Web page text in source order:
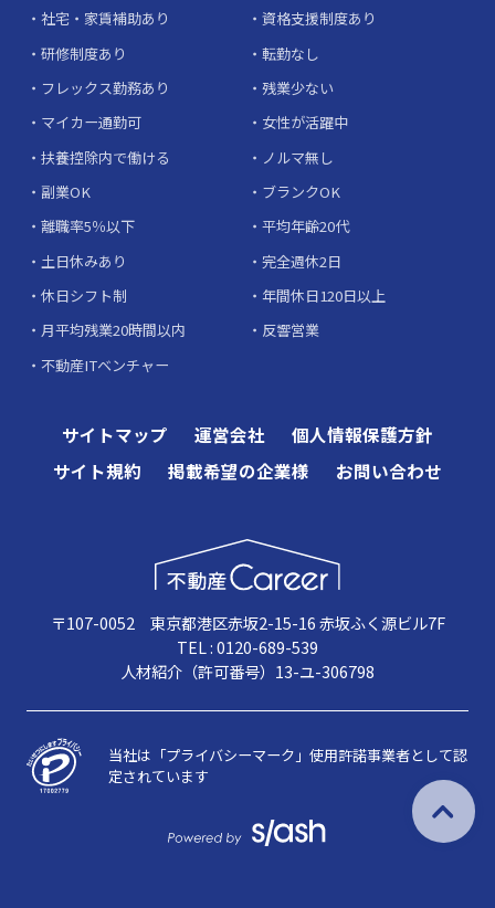
社宅・家賃補助あり
資格支援制度あり
研修制度あり
転勤なし
フレックス勤務あり
残業少ない
マイカー通勤可
女性が活躍中
扶養控除内で働ける
ノルマ無し
副業OK
ブランクOK
離職率5％以下
平均年齢20代
土日休みあり
完全週休2日
休日シフト制
年間休日120日以上
月平均残業20時間以内
反響営業
不動産ITベンチャー
サイトマップ 運営会社
個人情報保護方針
サイト規約
掲載希望の企業様 お問い合わせ
〒107-0052 東京都港区赤坂2-15-16 赤坂ふく源ビル7F
TEL : 0120-689-539
人材紹介（許可番号）13-ユ-306798
当社は「プライバシーマーク」使用許諾事業者として認
定されています